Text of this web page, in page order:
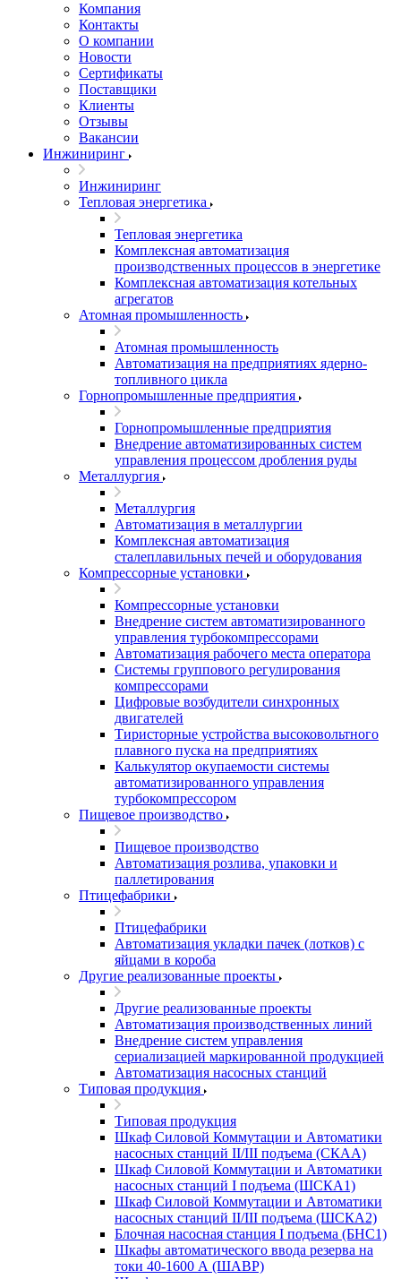
Компания
Контакты
О компании
Новости
Сертификаты
Поставщики
Клиенты
Отзывы
Вакансии
Инжиниринг
Инжиниринг
Тепловая энергетика
Тепловая энергетика
Комплексная автоматизация
производственных процессов в энергетике
Комплексная автоматизация котельных
агрегатов
Атомная промышленность
Атомная промышленность
Автоматизация на предприятиях ядерно-
топливного цикла
Горнопромышленные предприятия
Горнопромышленные предприятия
Внедрение автоматизированных систем
управления процессом дробления руды
Металлургия
Металлургия
Автоматизация в металлургии
Комплексная автоматизация
сталеплавильных печей и оборудования
Компрессорные установки
Компрессорные установки
Внедрение систем автоматизированного
управления турбокомпрессорами
Автоматизация рабочего места оператора
Системы группового регулирования
компрессорами
Цифровые возбудители синхронных
двигателей
Тиристорные устройства высоковольтного
плавного пуска на предприятиях
Калькулятор окупаемости системы
автоматизированного управления
турбокомпрессором
Пищевое производство
Пищевое производство
Автоматизация розлива, упаковки и
паллетирования
Птицефабрики
Птицефабрики
Автоматизация укладки пачек (лотков) с
яйцами в короба
Другие реализованные проекты
Другие реализованные проекты
Автоматизация производственных линий
Внедрение систем управления
сериализацией маркированной продукцией
Автоматизация насосных станций
Типовая продукция
Типовая продукция
Шкаф Силовой Коммутации и Автоматики
насосных станций II/III подъема (СКАА)
Шкаф Силовой Коммутации и Автоматики
насосных станций I подъема (ШСКА1)
Шкаф Силовой Коммутации и Автоматики
насосных станций II/III подъема (ШСКА2)
Блочная насосная станция I подъема (БНС1)
Шкафы автоматического ввода резерва на
токи 40-1600 А (ШАВР)